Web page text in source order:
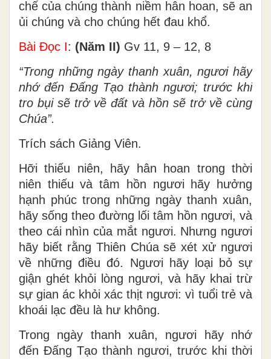
chế của chúng thành niềm hân hoan, sẽ an
ủi chúng và cho chúng hết đau khổ.
Bài Ðọc I: (Năm II) Gv 11, 9 – 12, 8
“Trong những ngày thanh xuân, ngươi hãy
nhớ đến Ðấng Tạo thành ngươi; trước khi
tro bụi sẽ trở về đất và hồn sẽ trở về cùng
Chúa”.
Trích sách Giảng Viên.
Hỡi thiếu niên, hãy hân hoan trong thời
niên thiếu và tâm hồn ngươi hãy hưởng
hạnh phúc trong những ngày thanh xuân,
hãy sống theo đường lối tâm hồn ngươi, và
theo cái nhìn của mắt ngươi. Nhưng ngươi
hãy biết rằng Thiên Chúa sẽ xét xử ngươi
về những điều đó. Ngươi hãy loại bỏ sự
giận ghét khỏi lòng ngươi, và hãy khai trừ
sự gian ác khỏi xác thịt ngươi: vì tuổi trẻ và
khoái lạc đều là hư không.
Trong ngày thanh xuân, ngươi hãy nhớ
đến Ðấng Tạo thành ngươi, trước khi thời